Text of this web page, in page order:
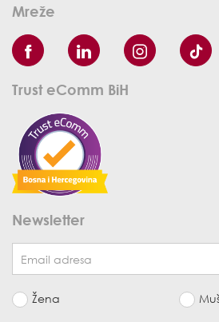
Mreže
Trust eComm BiH
Newsletter
Žena